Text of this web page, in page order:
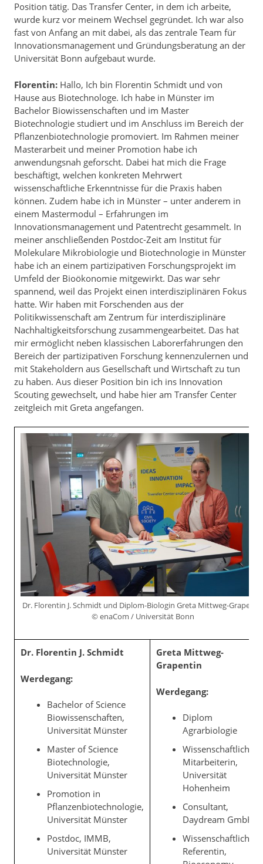
Position tätig. Das Transfer Center, in dem ich arbeite,
wurde kurz vor meinem Wechsel gegründet. Ich war also
fast von Anfang an mit dabei, als das zentrale Team für
Innovationsmanagement und Gründungsberatung an der
Universität Bonn aufgebaut wurde.
Florentin: Hallo, Ich bin Florentin Schmidt und von
Hause aus Biotechnologe. Ich habe in Münster im
Bachelor Biowissenschaften und im Master
Biotechnologie studiert und im Anschluss im Bereich der
Pflanzenbiotechnologie promoviert. Im Rahmen meiner
Masterarbeit und meiner Promotion habe ich
anwendungsnah geforscht. Dabei hat mich die Frage
beschäftigt, welchen konkreten Mehrwert
wissenschaftliche Erkenntnisse für die Praxis haben
können. Zudem habe ich in Münster – unter anderem in
einem Mastermodul – Erfahrungen im
Innovationsmanagement und Patentrecht gesammelt. In
meiner anschließenden Postdoc-Zeit am Institut für
Molekulare Mikrobiologie und Biotechnologie in Münster
habe ich an einem partizipativen Forschungsprojekt im
Umfeld der Bioökonomie mitgewirkt. Das war sehr
spannend, weil das Projekt einen interdisziplinären Fokus
hatte. Wir haben mit Forschenden aus der
Politikwissenschaft am Zentrum für interdisziplinäre
Nachhaltigkeitsforschung zusammengearbeitet. Das hat
mir ermöglicht neben klassischen Laborerfahrungen den
Bereich der partizipativen Forschung kennenzulernen und
mit Stakeholdern aus Gesellschaft und Wirtschaft zu tun
zu haben. Aus dieser Position bin ich ins Innovation
Scouting gewechselt, und habe hier am Transfer Center
zeitgleich mit Greta angefangen.
Dr. Florentin J. Schmidt und Diplom-Biologin Greta Mittweg-
© enaCom / Universität Bonn
Dr. Florentin J. Schmidt
Werdegang:
Bachelor of Science
Biowissenschaften,
Universität Münster
Master of Science
Biotechnologie,
Universität Münster
Promotion in
Pflanzenbiotechnologie,
Universität Münster
Postdoc, IMMB,
Universität Münster
Greta Mittweg-
Grapentin
Werdegang:
Diplom
Agrarbiologie
Wissenschaftliche
Mitarbeiterin,
Universität
Hohenheim
Consultant,
Daydream GmbH
Wissenschaftliche
Referentin,